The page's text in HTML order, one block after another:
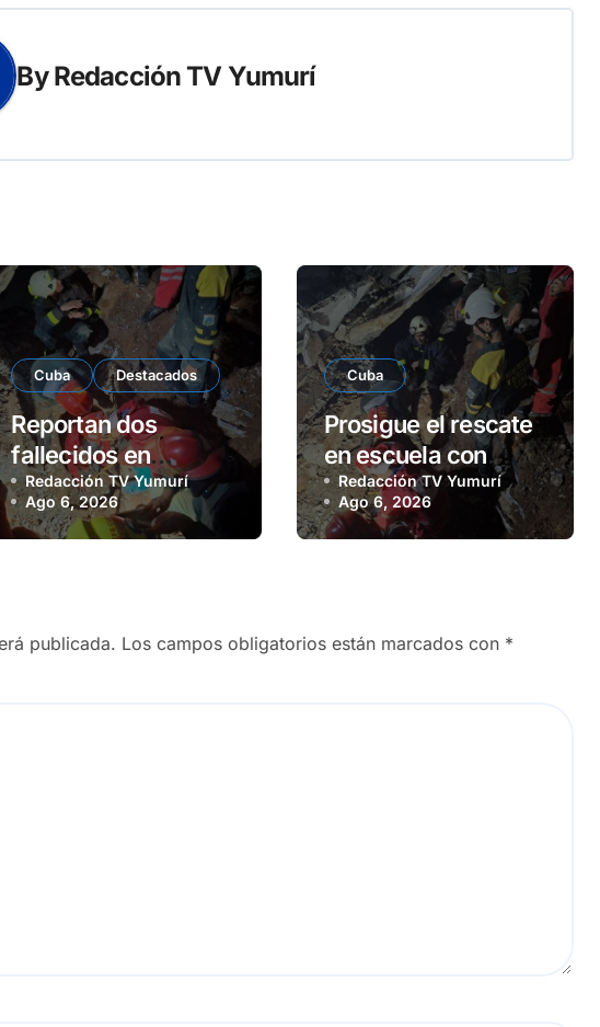
ByRedacción TV Yumurí
Cuba Destacados
Reportan dos
fallecidos en
derrumbe en
Remedios
Redacción TV Yumurí
Ago 6, 2026
Cuba
Prosigue el rescate
en escuela con
desplome parcial en
Remedios
Redacción TV Yumurí
Ago 6, 2026
publicada. Los campos obligatorios están marcados con *